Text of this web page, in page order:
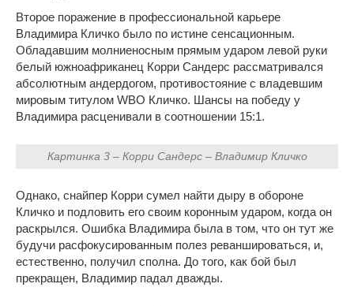
Второе поражение в профессиональной карьере
Владимира Кличко было по истине сенсационным.
Обладавшим молниеносным прямым ударом левой руки
белый южноафриканец Корри Сандерс рассматривался
абсолютным андердогом, противостояние с владевшим
мировым титулом WBO Кличко. Шансы на победу у
Владимира расценивали в соотношении 15:1.
Картинка 3 – Корри Сандерс – Владимир Кличко
Однако, снайпер Корри сумел найти дыру в обороне
Кличко и подловить его своим коронным ударом, когда он
раскрылся. Ошибка Владимира была в том, что он тут же
будучи расфокусированным полез реваншироваться, и,
естественно, получил сполна. До того, как бой был
прекращен, Владимир падал дважды.